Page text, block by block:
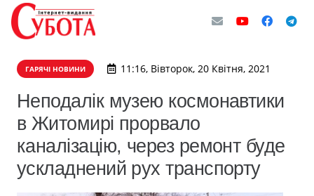
ГАРЯЧІ НОВИНИ 11:16, Вівторок, 20 Квітня, 2021
Неподалік музею космонавтики
в Житомирі прорвало
каналізацію, через ремонт буде
ускладнений рух транспорту